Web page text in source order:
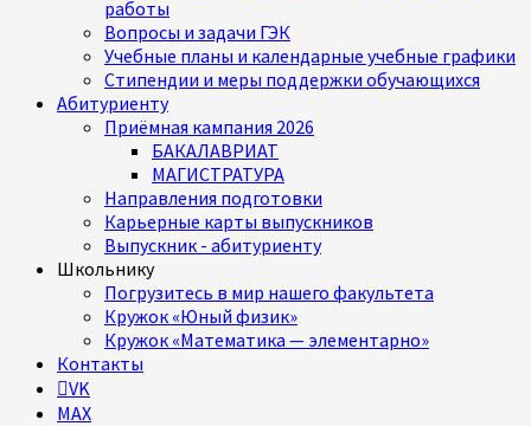
работы
Вопросы и задачи ГЭК
Учебные планы и календарные учебные графики
Стипендии и меры поддержки обучающихся
Абитуриенту
Приёмная кампания 2026
БАКАЛАВРИАТ
МАГИСТРАТУРА
Направления подготовки
Карьерные карты выпускников
Выпускник - абитуриенту
Школьнику
Погрузитесь в мир нашего факультета
Кружок «Юный физик»
Кружок «Математика — элементарно»
Контакты
VK
MAX